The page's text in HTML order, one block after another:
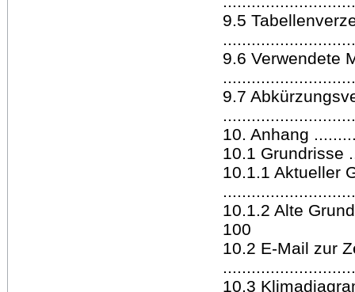
9.5
9.6 Verwendete
9.7
10. Anhang
10.1 Grundrisse
10.1.1 Aktueller
10.1.2 Alte
100
10.2 E-Mail zur
10.3